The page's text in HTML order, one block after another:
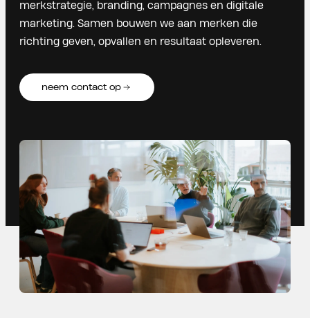
merkstrategie, branding, campagnes en digitale
marketing. Samen bouwen we aan merken die
richting geven, opvallen en resultaat opleveren.
neem contact op